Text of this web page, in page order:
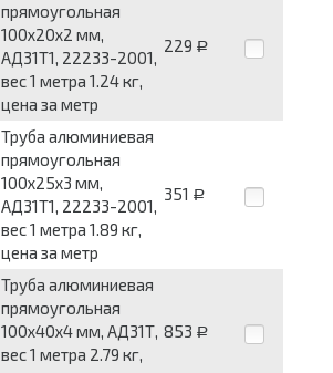
прямоугольная
100x20x2 мм,
АД31Т1, 22233-2001,
вес 1 метра 1.24 кг,
цена за метр
229 Р
Труба алюминиевая
прямоугольная
100x25x3 мм,
АД31Т1, 22233-2001,
вес 1 метра 1.89 кг,
цена за метр
351 Р
Труба алюминиевая
прямоугольная
100x40x4 мм, АД31Т,
вес 1 метра 2.79 кг,
853 Р